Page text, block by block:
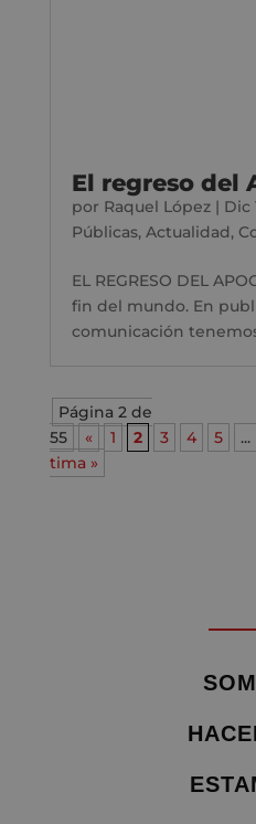
El regreso del
por Raquel López| Dic
Públicas, Actualidad,
EL REGRESO DEL
fin del mundo. En
comunicación
Página 2 de
55
« 1 2 3 4 5 ...
tima »